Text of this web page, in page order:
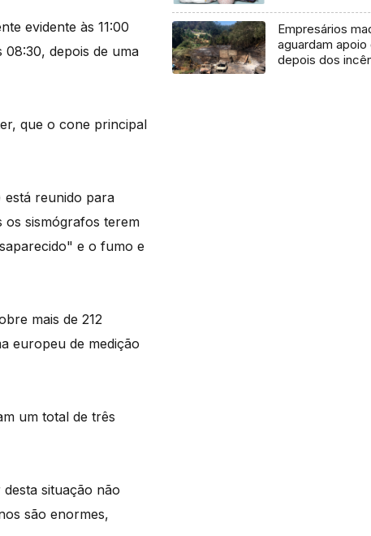
evidente às 11:00
08:30, depois de uma
que o cone principal
está reunido para
os sismógrafos terem
e o fumo e
mais de 212
europeu de medição
um total de três
situação não
são enormes,
Empresários
aguardam apoio
depois dos